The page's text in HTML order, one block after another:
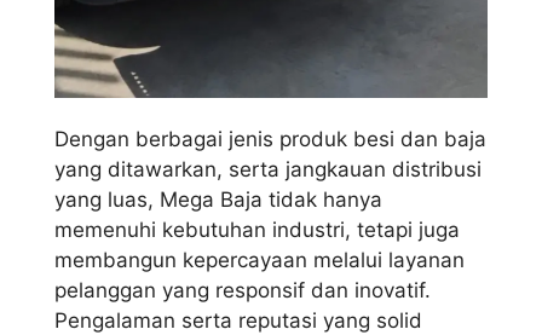
Dengan berbagai jenis produk besi dan baja
yang ditawarkan, serta jangkauan distribusi
yang luas, Mega Baja tidak hanya
memenuhi kebutuhan industri, tetapi juga
membangun kepercayaan melalui layanan
pelanggan yang responsif dan inovatif.
Pengalaman serta reputasi yang solid